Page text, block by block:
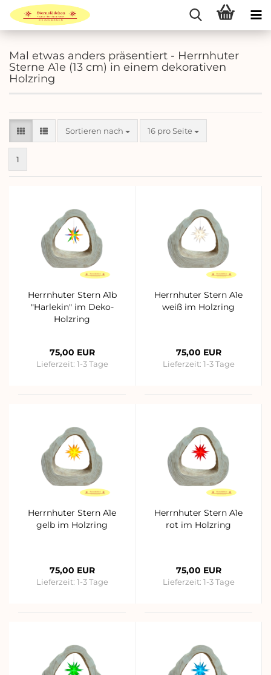
Mal etwas anders präsentiert - Herrnhuter
Sterne A1e (13 cm) in einem dekorativen
Holzring
Sortieren nach
Sortieren nach 16 pro Seite
pro Seite
1
Herrnhuter Stern A1b
"Harlekin" im Deko-
Holzring
75,00 EUR
Lieferzeit: 1-3 Tage
Herrnhuter Stern A1e
weiß im Holzring
75,00 EUR
Lieferzeit: 1-3 Tage
Herrnhuter Stern A1e
gelb im Holzring
75,00 EUR
Lieferzeit: 1-3 Tage
Herrnhuter Stern A1e
rot im Holzring
75,00 EUR
Lieferzeit: 1-3 Tage